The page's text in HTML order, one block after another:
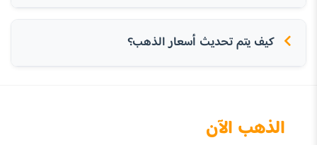
كيف يتم تحديث أسعار الذهب؟
الذهب الآن